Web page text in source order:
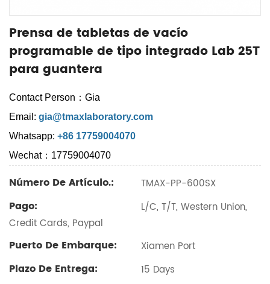
Prensa de tabletas de vacío
programable de tipo integrado Lab 25T
para guantera
Contact Person：Gia
Email: gia@tmaxlaboratory.com
Whatsapp: +86 17759004070
Wechat：17759004070
Número De Artículo.: TMAX-PP-600SX
Pago:
L/C, T/T, Western Union,
Credit Cards, Paypal
Puerto De Embarque: Xiamen Port
Plazo De Entrega: 15 Days